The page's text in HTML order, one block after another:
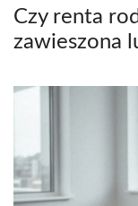
Czy renta
zawieszona